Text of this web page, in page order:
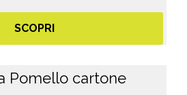
SCOPRI